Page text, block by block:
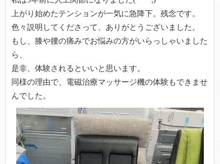
上がり始めたテンションが一気に急降下。残念です。
色々説明してくださって、ありがとうございました。
もし、膝や腰の痛みでお悩みの方がいらっしゃいました
ら、
是非、体験されるといいと思います。
同様の理由で、電磁治療マッサージ機の体験もできませ
んでした。